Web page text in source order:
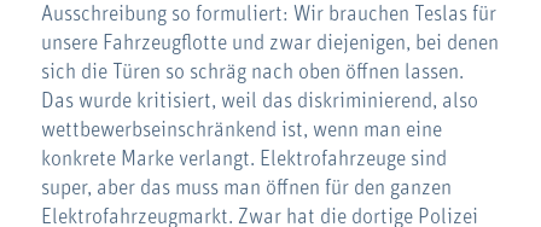
Ausschreibung so formuliert: Wir brauchen Teslas für
unsere Fahrzeugflotte und zwar diejenigen, bei denen
sich die Türen so schräg nach oben öffnen lassen.
Das wurde kritisiert, weil das diskriminierend, also
wettbewerbseinschränkend ist, wenn man eine
konkrete Marke verlangt. Elektrofahrzeuge sind
super, aber das muss man öffnen für den ganzen
Elektrofahrzeugmarkt. Zwar hat die dortige Polizei